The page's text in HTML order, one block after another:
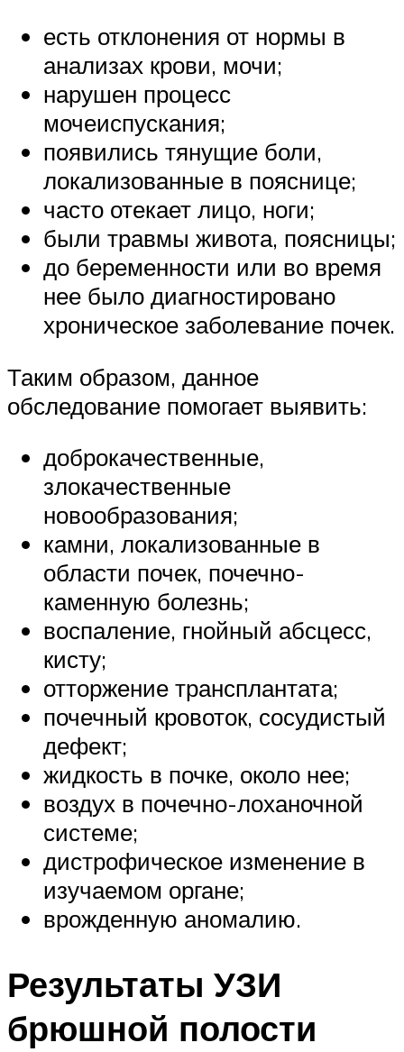
есть отклонения от нормы в
анализах крови, мочи;
нарушен процесс
мочеиспускания;
появились тянущие боли,
локализованные в пояснице;
часто отекает лицо, ноги;
были травмы живота, поясницы;
до беременности или во время
нее было диагностировано
хроническое заболевание почек.
Таким образом, данное
обследование помогает выявить:
доброкачественные,
злокачественные
новообразования;
камни, локализованные в
области почек, почечно-
каменную болезнь;
воспаление, гнойный абсцесс,
кисту;
отторжение трансплантата;
почечный кровоток, сосудистый
дефект;
жидкость в почке, около нее;
воздух в почечно-лоханочной
системе;
дистрофическое изменение в
изучаемом органе;
врожденную аномалию.
Результаты УЗИ
брюшной полости